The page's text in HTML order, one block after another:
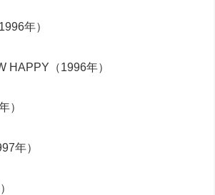
年）
HAPPY（1996年）
）
年）